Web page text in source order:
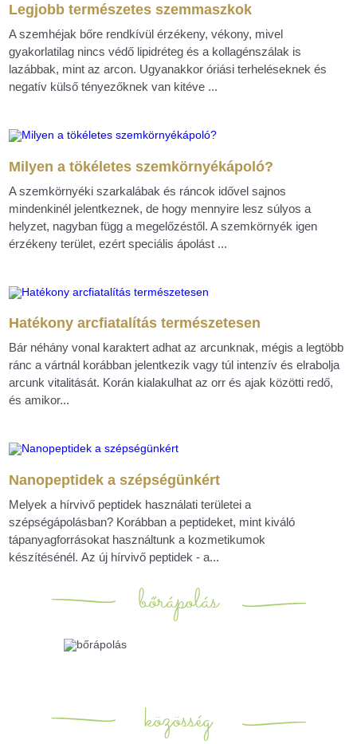
Legjobb természetes szemmaszkok
A szemhéjak bőre rendkívül érzékeny, vékony, mivel
gyakorlatilag nincs védő lipidréteg és a kollagénszálak is
lazábbak, mint az arcon. Ugyanakkor óriási terheléseknek és
negatív külső tényezőknek van kitéve ...
Milyen a tökéletes szemkörnyékápoló?
A szemkörnyéki szarkalábak és ráncok idővel sajnos
mindenkinél jelentkeznek, de hogy mennyire lesz súlyos a
helyzet, nagyban függ a megelőzéstől. A szemkörnyék igen
érzékeny terület, ezért speciális ápolást ...
Hatékony arcfiatalítás természetesen
Bár néhány vonal karaktert adhat az arcunknak, mégis a legtöbb
ránc a vártnál korábban jelentkezik vagy túl intenzív és elrabolja
arcunk vitalitását. Korán kialakulhat az orr és ajak közötti redő,
és amikor...
Nanopeptidek a szépségünkért
Melyek a hírvivő peptidek használati területei a
szépségápolásban? Korábban a peptideket, mint kiváló
tápanyagforrásokat használtunk a kozmetikumok
készítésénél. Az új hírvivő peptidek - a...
bőrápolás
közösség